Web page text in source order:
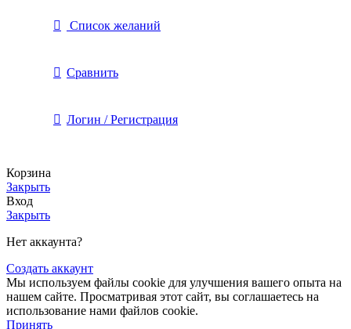
Список желаний
Сравнить
Логин / Регистрация
Корзина
Закрыть
Вход
Закрыть
Нет аккаунта?
Создать аккаунт
Мы используем файлы cookie для улучшения вашего опыта на
нашем сайте. Просматривая этот сайт, вы соглашаетесь на
использование нами файлов cookie.
Принять